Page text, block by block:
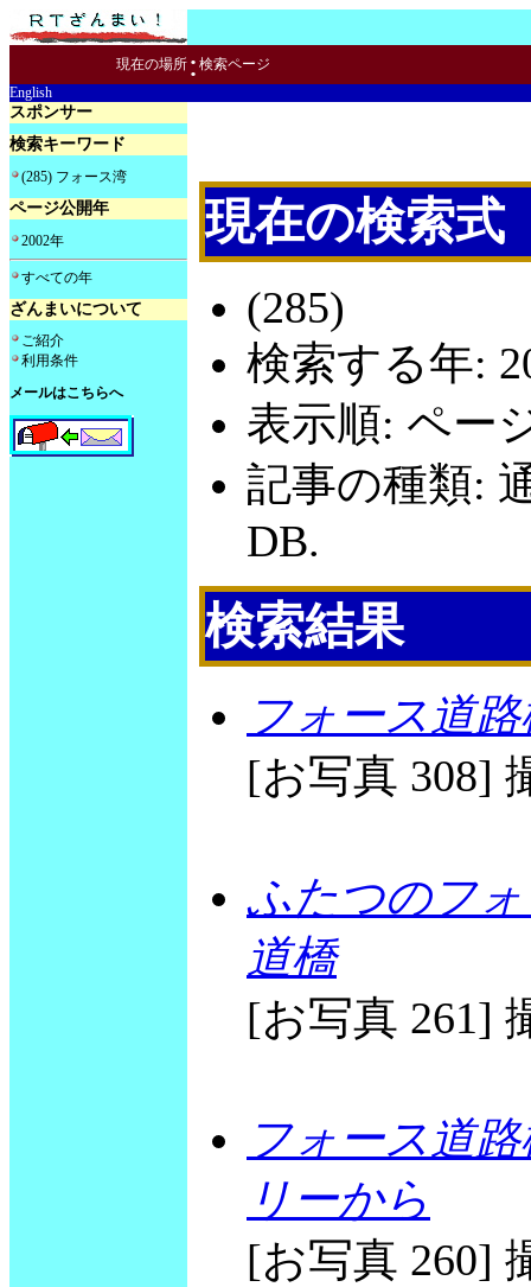
現在の場所 : 検索ページ
English
スポンサー
検索キーワード
(285) フォース湾
ページ公開年
2002年
すべての年
ざんまいについて
ご紹介
利用条件
メールはこちらへ
現在の検索式
(285)
検索する年:
表示順: ペー
記事の種類:
DB.
検索結果
フォース道
[お写真 308]
ふたつのフ
道橋
[お写真 261]
フォース道
リーから
[お写真 260]